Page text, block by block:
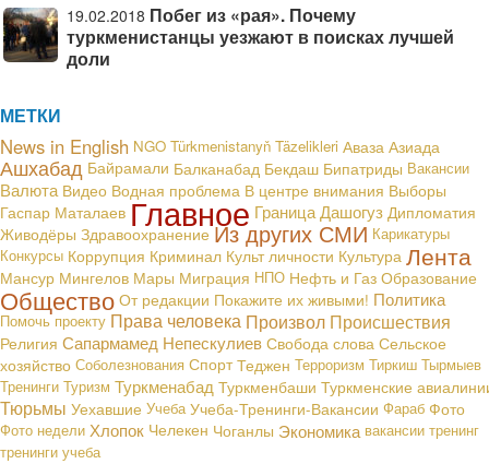
19.02.2018 Побег из «рая». Почему
туркменистанцы уезжают в поисках лучшей
доли
МЕТКИ
News in English NGO Türkmenistanyň Täzelikleri Аваза Азиада
Ашхабад Байрамали Балканабад Бекдаш Бипатриды Вакансии
Валюта Видео Водная проблема В центре внимания Выборы
Гаспар Маталаев Главное ГраницаДашогуз Дипломатия
Живодёры Здравоохранение Из других СМИ Карикатуры
Конкурсы Коррупция Криминал Культ личности Культура Лента
Мансур Мингелов Мары Миграция НПО Нефть и Газ Образование
Общество От редакции Покажите их живыми! Политика
Помочь проекту Права человека Произвол Происшествия
Религия Сапармамед Непескулиев Свобода слова Сельское
хозяйство Соболезнования Спорт Теджен Терроризм Тиркиш Тырмыев
Тренинги Туризм Туркменабад Туркменбаши Туркменские
Тюрьмы Уехавшие Учеба Учеба-Тренинги-Вакансии Фараб Фото
Фото недели Хлопок Челекен Чоганлы Экономика вакансии тренинг
тренинги учеба